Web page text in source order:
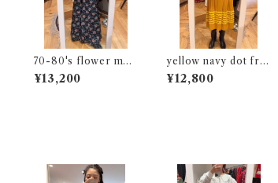
70-80's flower moti
f long skirt
¥13,200
yellow navy dot frill
skirt
¥12,800